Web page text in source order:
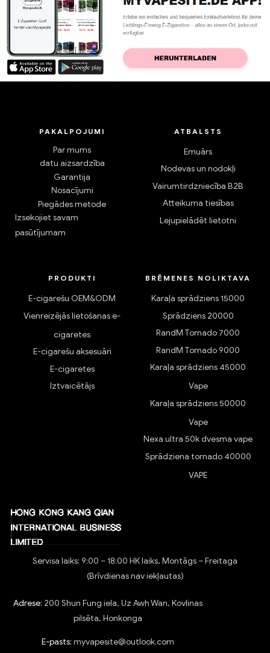
PAKALPOJUMI
Par mums
datu aizsardzība
Garantija
Nosacījumi
Piegādes metode
Izsekojiet savam
pasūtījumam
ATBALSTS
Emuārs
Nodevas un nodokļi
Vairumtirdzniecība B2B
Atteikuma tiesības
Lejupielādēt lietotni
PRODUKTI
E-cigarešu OEM&ODM
Vienreizējās lietošanas e-
cigaretes
E-cigarešu aksesuāri
E-cigaretes
Iztvaicētājs
BRĒMENES NOLIKTAVA
Karaļa sprādziens 15000
Sprādziens 20000
RandM Tornado 7000
RandM Tornado 9000
Karaļa sprādziens 45000
Vape
Karaļa sprādziens 50000
Vape
Nexa ultra 50k dvesma vape
Sprādziena tornado 40000
VAPE
Servisa laiks: 9:00 – 18:00 HK laiks, Montāgs – Freitaga
(Brīvdienas nav iekļautas)
Adrese: 200 Shun Fung iela, Uz Awh Wan, Kovlinas
pilsēta, Honkonga
E-pasts: myvapesite@outlook.com